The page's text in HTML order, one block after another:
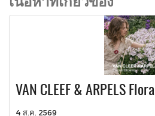
VAN CLEEF & ARPELS Flora
4 ส.ค. 2569